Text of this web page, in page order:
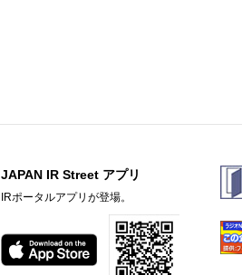
するお知らせ
JAPAN IR Street アプリ
IRポータルアプリが登場。